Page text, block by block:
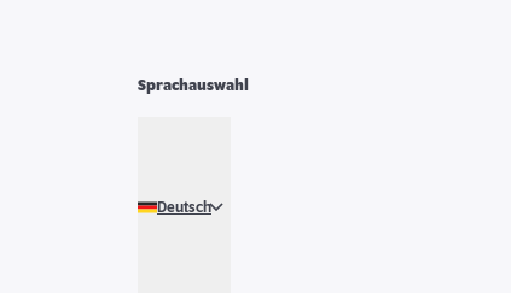
Sprachauswahl
Deutsch